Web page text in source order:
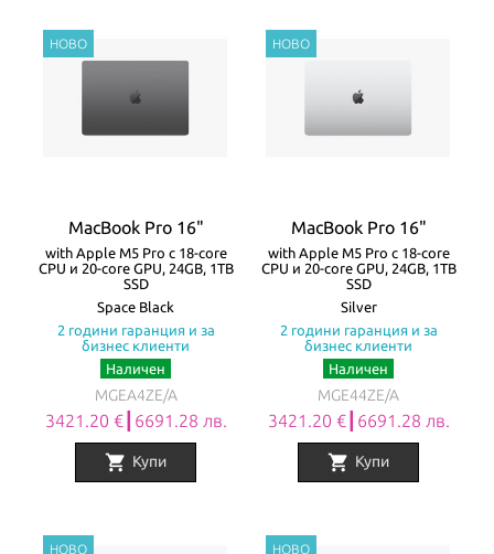
MacBook Pro 16"
with Apple M5 Pro с 18-core
CPU и 20-core GPU, 24GB, 1TB
SSD
Space Black
2 години гаранция и за
бизнес клиенти
Наличен
MGEA4ZE/A
3421.20 €┃6691.28 лв.
shopping_cart Купи
MacBook Pro 16"
with Apple M5 Pro с 18-core
CPU и 20-core GPU, 24GB, 1TB
SSD
Silver
2 години гаранция и за
бизнес клиенти
Наличен
MGE44ZE/A
3421.20 €┃6691.28 лв.
shopping_cart Купи